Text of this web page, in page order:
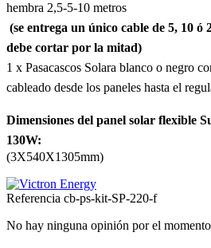
hembra 2,5-5-10 metros
(se entrega un único cable de 5, 10 ó
debe cortar por la mitad)
1 x Pasacascos Solara blanco o negro
cableado desde los paneles hasta el
Dimensiones del panel solar flexible
130W:
(3X540X1305mm)
Referencia cb-ps-kit-SP-220-f
No hay ninguna opinión por el